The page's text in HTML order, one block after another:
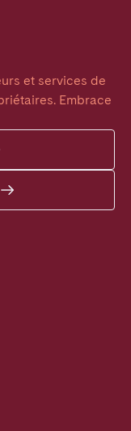
et services de
Embrace